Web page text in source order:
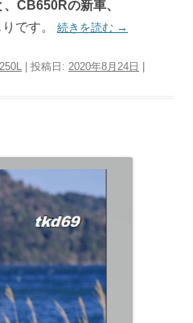
、CB650Rの新車、
です。 続きを読む →
| 投稿日: 2020年8月24日 |